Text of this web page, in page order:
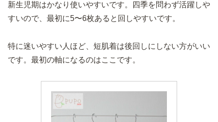
新生児期はかなり使いやすいです。四季を問わず活躍しや
すいので、最初に5〜6枚あると回しやすいです。
特に迷いやすい人ほど、短肌着は後回しにしない方がいい
です。最初の軸になるのはここです。